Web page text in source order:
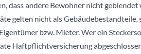
dass andere Bewohner nicht geblendet
gelten nicht als Gebäudebestandteile,
bzw. Mieter. Wer ein
Haftpflichtversicherung